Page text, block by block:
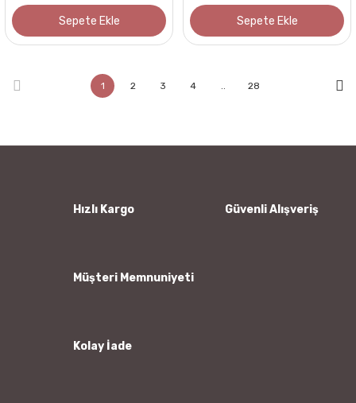
Sepete Ekle Sepete Ekle
1 2 3 4 .. 28
Hızlı Kargo Güvenli Alışveriş
Müşteri Memnuniyeti
Kolay İade